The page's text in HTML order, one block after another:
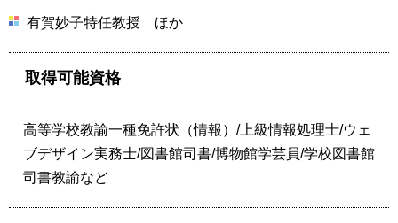
有賀妙子特任教授 ほか
取得可能資格
高等学校教諭一種免許状（情報）/上級情報処理士/ウェ
ブデザイン実務士/図書館司書/博物館学芸員/学校図書館
司書教諭など